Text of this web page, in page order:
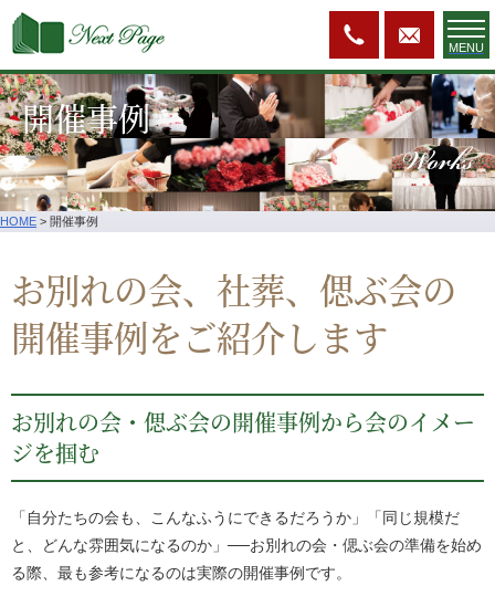
MENU
開催事例 Works
HOME > 開催事例
お別れの会、社葬、偲ぶ会の
開催事例をご紹介します
お別れの会・偲ぶ会の開催事例から会のイメー
ジを掴む
「自分たちの会も、こんなふうにできるだろうか」「同じ規模だ
と、どんな雰囲気になるのか」──お別れの会・偲ぶ会の準備を始め
る際、最も参考になるのは実際の開催事例です。